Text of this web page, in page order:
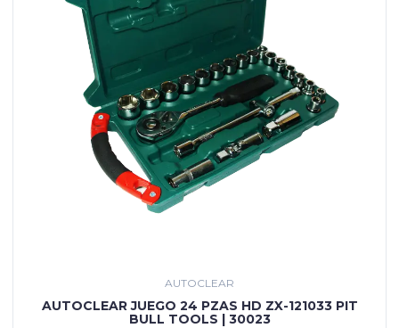
AUTOCLEAR
AUTOCLEAR JUEGO 24 PZAS HD ZX-121033 PIT
BULL TOOLS | 30023